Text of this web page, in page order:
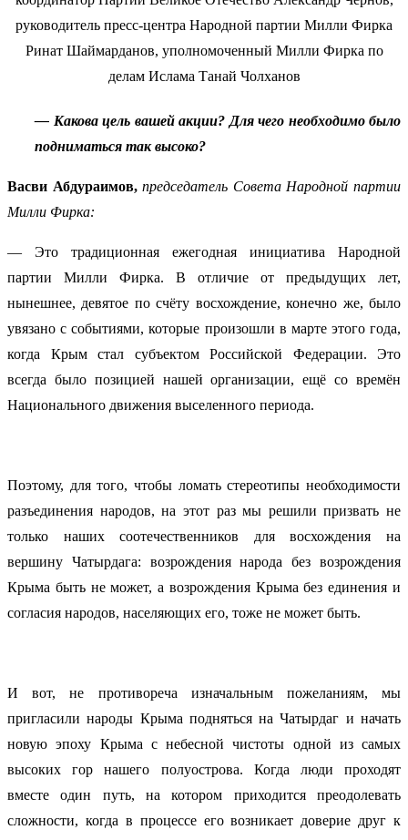
— Какова цель вашей акции? Для чего необходимо было
подниматься так высоко?
Васви Абдураимов, председатель Совета Народной партии
Милли Фирка:
— Это традиционная ежегодная инициатива Народной
партии Милли Фирка. В отличие от предыдущих лет,
нынешнее, девятое по счёту восхождение, конечно же, было
увязано с событиями, которые произошли в марте этого года,
когда Крым стал субъектом Российской Федерации. Это
всегда было позицией нашей организации, ещё со времён
Национального движения выселенного периода.
Поэтому, для того, чтобы ломать стереотипы необходимости
разъединения народов, на этот раз мы решили призвать не
только наших соотечественников для восхождения на
вершину Чатырдага: возрождения народа без возрождения
Крыма быть не может, а возрождения Крыма без единения и
согласия народов, населяющих его, тоже не может быть.
И вот, не противореча изначальным пожеланиям, мы
пригласили народы Крыма подняться на Чатырдаг и начать
новую эпоху Крыма с небесной чистоты одной из самых
высоких гор нашего полуострова. Когда люди проходят
вместе один путь, на котором приходится преодолевать
сложности, когда в процессе его возникает доверие друг к